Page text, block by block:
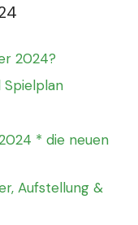
2024?
Spielplan
* die neuen
Aufstellung &